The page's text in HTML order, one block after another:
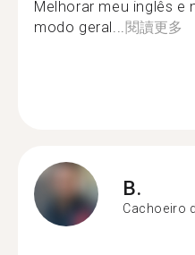
Melhorar meu inglês e
modo geral...閱讀更多
B.
Cachoeiro